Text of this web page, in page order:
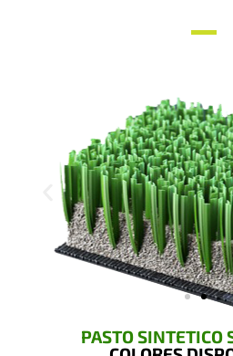
PASTO SINTETICO